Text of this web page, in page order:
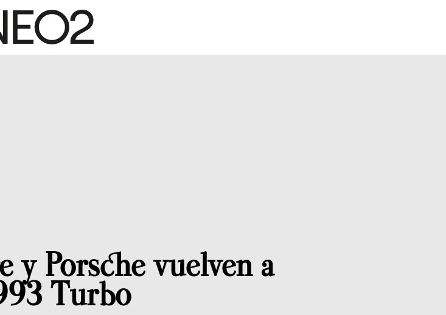
y Porsche vuelven a
Turbo